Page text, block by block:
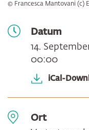
© Francesca Mantovani (c)
Datum
14.
00:00
iCal-
Ort